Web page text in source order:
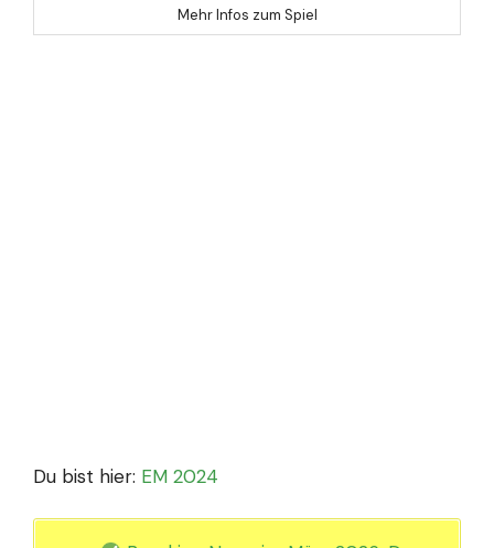
Mehr Infos zum Spiel
Du bist hier: EM 2024